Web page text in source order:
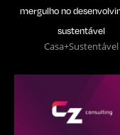
mergulho no
sustentável
Casa+Sustentável